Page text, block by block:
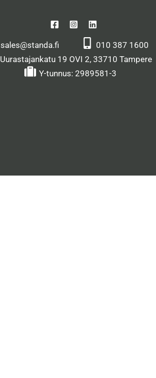
sales@standa.fi
010 387 1600
Uurastajankatu 19 OVI 2, 33710 Tampere
Y-tunnus: 2989581-3